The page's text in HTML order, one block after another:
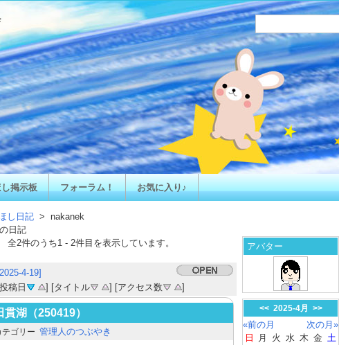
掲示板 フォーラム！ お気に入り♪
し日記 > nakanek
日記
全2件のうち1- 2件目を表示しています。
4-19]
稿日
] [タイトル ] [アクセス数 ]
貫湖（250419）
テゴリー 管理人のつぶやき
アバター
<< 2025-4月 >>
«前の月
次の月»
日
月 火 水 木 金 土